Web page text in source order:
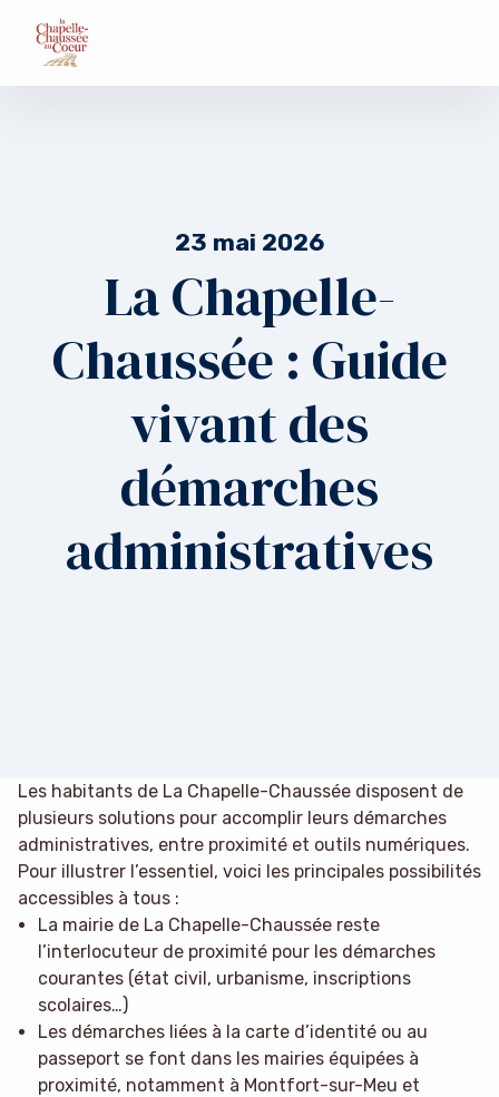
23 mai 2026
La Chapelle-
Chaussée : Guide
vivant des
démarches
administratives
Les habitants de La Chapelle-Chaussée disposent de
plusieurs solutions pour accomplir leurs démarches
administratives, entre proximité et outils numériques.
Pour illustrer l’essentiel, voici les principales possibilités
accessibles à tous :
La mairie de La Chapelle-Chaussée reste
l’interlocuteur de proximité pour les démarches
courantes (état civil, urbanisme, inscriptions
scolaires…)
Les démarches liées à la carte d’identité ou au
passeport se font dans les mairies équipées à
proximité, notamment à Montfort-sur-Meu et